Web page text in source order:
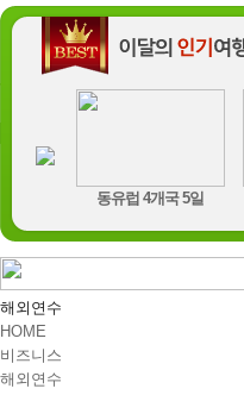
동유럽 4개국 5일
해외연수
HOME
비즈니스
해외연수